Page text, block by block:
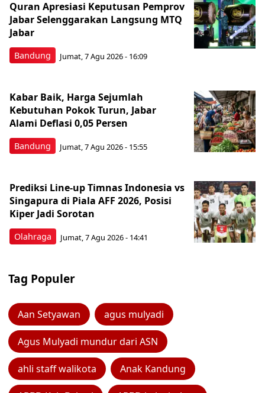
Bandung
Quran Apresiasi Keputusan Pemprov
Jabar Selenggarakan Langsung MTQ
Jabar
Jumat, 7 Agu 2026 - 16:09
Bandung
Kabar Baik, Harga Sejumlah
Kebutuhan Pokok Turun, Jabar
Alami Deflasi 0,05 Persen
Jumat, 7 Agu 2026 - 15:55
Olahraga
Prediksi Line-up Timnas Indonesia vs
Singapura di Piala AFF 2026, Posisi
Kiper Jadi Sorotan
Jumat, 7 Agu 2026 - 14:41
Tag Populer
Aan Setyawan agus mulyadi
Agus Mulyadi mundur dari ASN
ahli staff walikota Anak Kandung